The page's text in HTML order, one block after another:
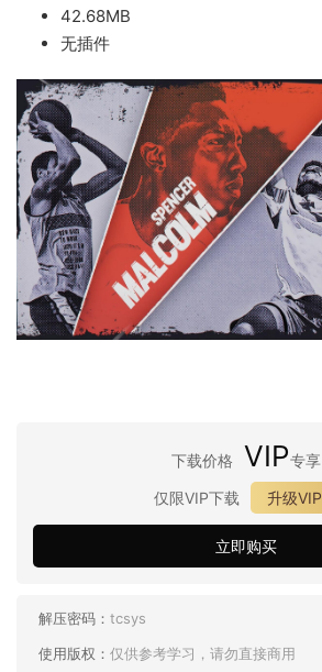
42.68MB
无插件
下载价格 VIP专享
仅限VIP下载
升级VIP
立即购买
解压密码： tcsys
使用版权： 仅供参考学习，请勿直接商用